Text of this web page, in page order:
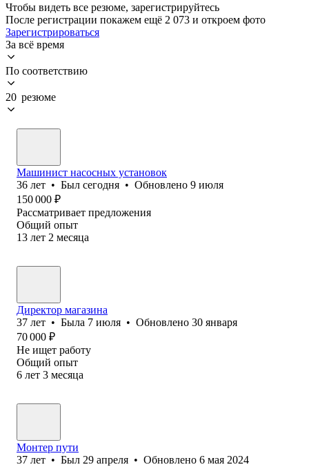
Чтобы видеть все резюме, зарегистрируйтесь
После регистрации покажем ещё 2 073 и откроем фото
Зарегистрироваться
За всё время
По соответствию
20 резюме
Машинист насосных установок
36 лет • Был сегодня • Обновлено 9 июля
150 000 ₽
Рассматривает предложения
Общий опыт
13 лет 2 месяца
Директор магазина
37 лет • Была 7 июля • Обновлено 30 января
70 000 ₽
Не ищет работу
Общий опыт
6 лет 3 месяца
Монтер пути
37 лет • Был 29 апреля • Обновлено 6 мая 2024